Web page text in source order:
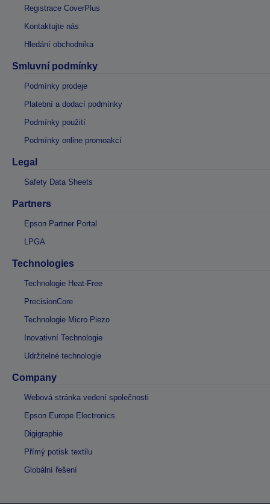
Registrace CoverPlus
Kontaktujte nás
Hledání obchodníka
Smluvní podmínky
Podmínky prodeje
Platební a dodací podmínky
Podmínky použití
Podmínky online promoakcí
Legal
Safety Data Sheets
Partners
Epson Partner Portal
LPGA
Technologies
Technologie Heat-Free
PrecisionCore
Technologie Micro Piezo
Inovativní Technologie
Udržitelné technologie
Company
Webová stránka vedení společnosti
Epson Europe Electronics
Digigraphie
Přímý potisk textilu
Globální řešení